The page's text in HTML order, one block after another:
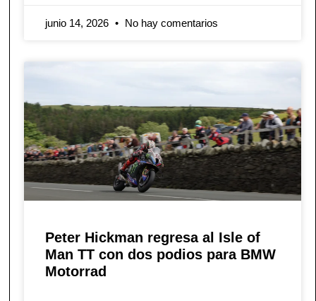
junio 14, 2026 No hay comentarios
Peter Hickman regresa al Isle of
Man TT con dos podios para BMW
Motorrad